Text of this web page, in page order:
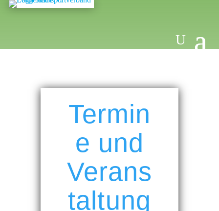
Termin
e und
Verans
taltung